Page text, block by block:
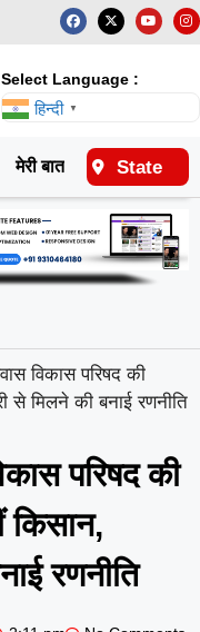
Select Language :
हिन्दी ▼
मेरी बात राष्ट्रीय
State
विकास परिषद की
मिलने की बनाई रणनीति
परिषद की
किसान,
रणनीति